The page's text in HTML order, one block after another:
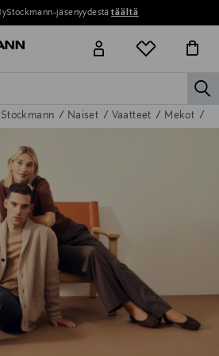
jäsenyydestätäältä
MIEHET LAPSET KOTI
Stockmann Naiset Vaatteet Mekot